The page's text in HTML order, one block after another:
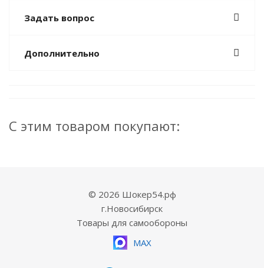
Задать вопрос
Дополнительно
С этим товаром покупают:
© 2026 Шокер54.рф
г.Новосибирск
Товары для самообороны
MAX